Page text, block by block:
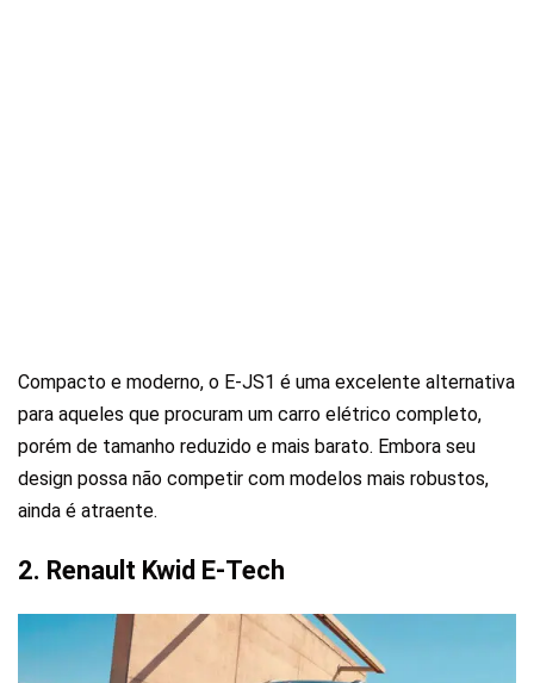
Compacto e moderno, o E-JS1 é uma excelente alternativa
para aqueles que procuram um carro elétrico completo,
porém de tamanho reduzido e mais barato. Embora seu
design possa não competir com modelos mais robustos,
ainda é atraente.
2. Renault Kwid E-Tech